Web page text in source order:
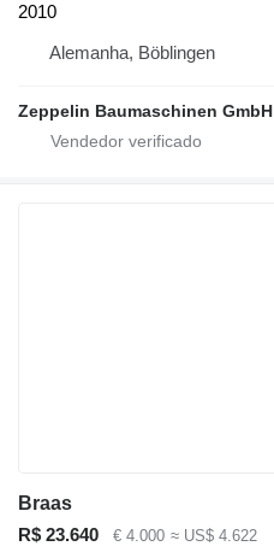
2010
Alemanha, Böblingen
Zeppelin Baumaschinen GmbH
Braas
R$ 23.640
€ 4.000 ≈ US$ 4.622